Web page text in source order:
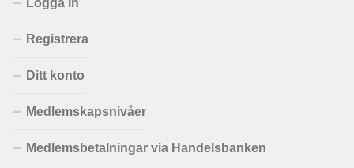
Logga in
Registrera
Ditt konto
Medlemskapsnivåer
Medlemsbetalningar via Handelsbanken